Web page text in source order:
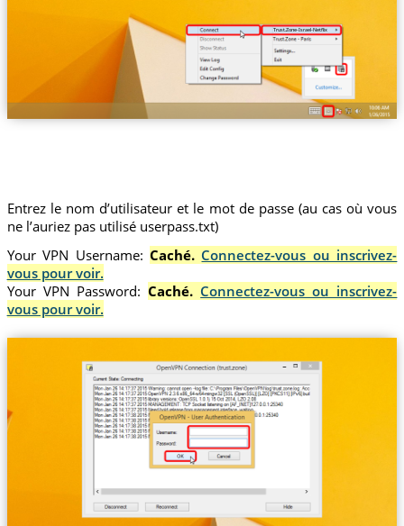
Trust.Zone-Israel-Netflix
Entrez le nom d’utilisateur et le mot de passe (au cas où vous
ne l’auriez pas utilisé userpass.txt)
Your VPN Username: Caché. Connectez-vous ou inscrivez-
vous pour voir.
Your VPN Password: Caché. Connectez-vous ou inscrivez-
vous pour voir.